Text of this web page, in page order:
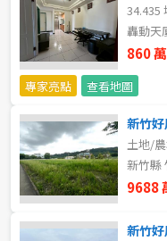
苗栗縣
台中市
彰化縣
南投縣
雲林縣
農舍 辦公
廠辦 倉庫
坪數
不拘
20~30 坪
34.435
轟動天
860 萬
專家亮點
查看地圖
土地/
新竹縣
9688